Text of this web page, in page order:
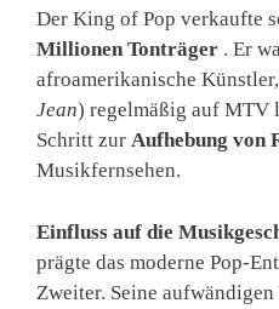
Der King of Pop verkaufte
Millionen Tonträger . Er
afroamerikanische
Jean) regelmäßig auf MTV
Schritt zur Aufhebung von
Musikfernsehen.
Einfluss auf die
prägte das moderne Pop-
Zweiter. Seine